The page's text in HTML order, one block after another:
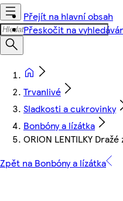
Přejít na hlavní obsah
Přeskočit na
Trvanlivé
Sladkosti a cukrovinky
Bonbóny a lízátka
ORION LENTILKY
Zpět na Bonbóny a lízátka